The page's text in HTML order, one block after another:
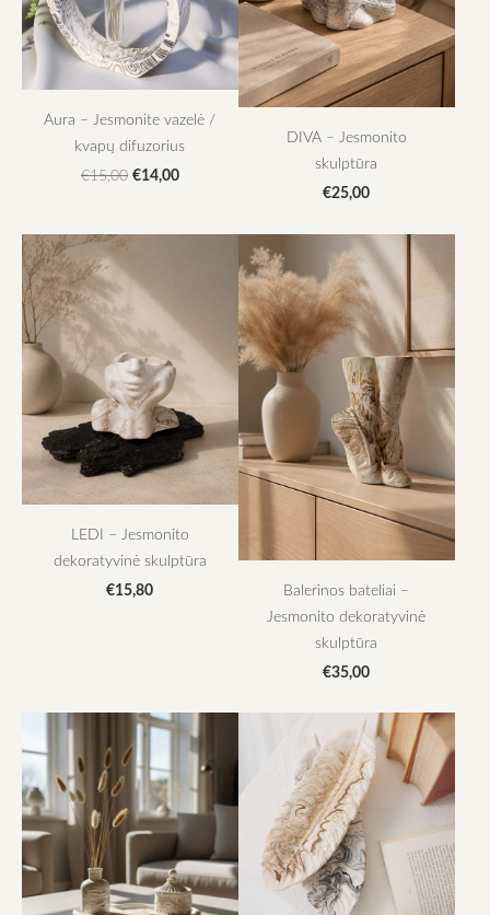
Aura – Jesmonite vazelė /
kvapų difuzorius
€15,00 €14,00
DIVA – Jesmonito
skulptūra
€25,00
LEDI – Jesmonito
dekoratyvinė skulptūra
€15,80
Balerinos bateliai –
Jesmonito dekoratyvinė
skulptūra
€35,00